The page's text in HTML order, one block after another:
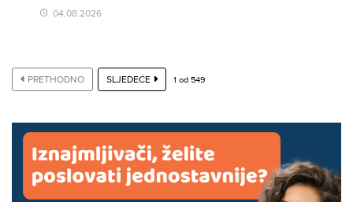
04.08.2026
PRETHODNO SLJEDEĆE 1 od 549